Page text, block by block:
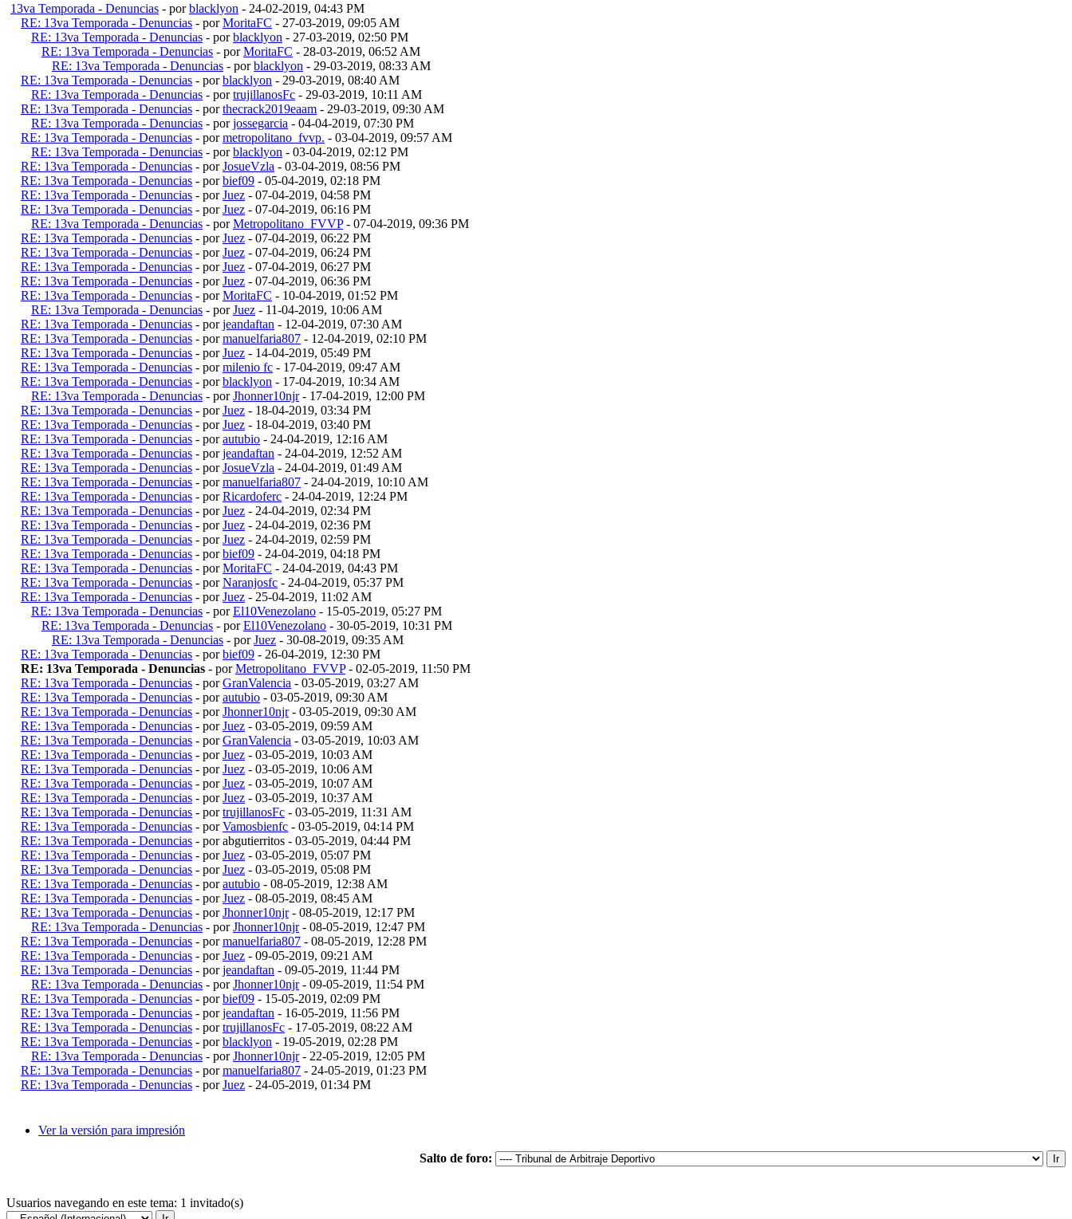
13va Temporada - Denuncias - porblacklyon - 24-02-2019, 04:43 PM
RE: 13va Temporada - Denuncias - porMoritaFC - 27-03-2019, 09:05 AM
RE: 13va Temporada - Denuncias - porblacklyon - 27-03-2019, 02:50 PM
RE: 13va Temporada - Denuncias - porMoritaFC - 28-03-2019, 06:52 AM
RE: 13va Temporada - Denuncias - porblacklyon - 29-03-2019, 08:33 AM
RE: 13va Temporada - Denuncias - porblacklyon - 29-03-2019, 08:40 AM
RE: 13va Temporada - Denuncias - portrujillanosFc - 29-03-2019, 10:11 AM
RE: 13va Temporada - Denuncias - porthecrack2019eaam - 29-03-2019, 09:30 AM
RE: 13va Temporada - Denuncias - porjossegarcia - 04-04-2019, 07:30 PM
RE: 13va Temporada - Denuncias - pormetropolitano_fvvp. - 03-04-2019, 09:57 AM
RE: 13va Temporada - Denuncias - porblacklyon - 03-04-2019, 02:12 PM
RE: 13va Temporada - Denuncias - porJosueVzla - 03-04-2019, 08:56 PM
RE: 13va Temporada - Denuncias - porbief09 - 05-04-2019, 02:18 PM
RE: 13va Temporada - Denuncias - porJuez - 07-04-2019, 04:58 PM
RE: 13va Temporada - Denuncias - porJuez - 07-04-2019, 06:16 PM
RE: 13va Temporada - Denuncias - porMetropolitano_FVVP- 07-04-2019, 09:36 PM
RE: 13va Temporada - Denuncias - porJuez - 07-04-2019, 06:22 PM
RE: 13va Temporada - Denuncias - porJuez - 07-04-2019, 06:24 PM
RE: 13va Temporada - Denuncias - porJuez - 07-04-2019, 06:27 PM
RE: 13va Temporada - Denuncias - porJuez - 07-04-2019, 06:36 PM
RE: 13va Temporada - Denuncias - porMoritaFC - 10-04-2019, 01:52 PM
RE: 13va Temporada - Denuncias - porJuez - 11-04-2019, 10:06 AM
RE: 13va Temporada - Denuncias - porjeandaftan - 12-04-2019, 07:30 AM
RE: 13va Temporada - Denuncias - pormanuelfaria807 - 12-04-2019, 02:10 PM
RE: 13va Temporada - Denuncias - porJuez - 14-04-2019, 05:49 PM
RE: 13va Temporada - Denuncias - pormilenio fc - 17-04-2019, 09:47 AM
RE: 13va Temporada - Denuncias - porblacklyon - 17-04-2019, 10:34 AM
RE: 13va Temporada - Denuncias - porJhonner10njr- 17-04-2019, 12:00 PM
RE: 13va Temporada - Denuncias - porJuez - 18-04-2019, 03:34 PM
RE: 13va Temporada - Denuncias - porJuez - 18-04-2019, 03:40 PM
RE: 13va Temporada - Denuncias - porautubio - 24-04-2019, 12:16 AM
RE: 13va Temporada - Denuncias - porjeandaftan - 24-04-2019, 12:52 AM
RE: 13va Temporada - Denuncias - porJosueVzla - 24-04-2019, 01:49 AM
RE: 13va Temporada - Denuncias - pormanuelfaria807 - 24-04-2019, 10:10 AM
RE: 13va Temporada - Denuncias - porRicardoferc - 24-04-2019, 12:24 PM
RE: 13va Temporada - Denuncias - porJuez - 24-04-2019, 02:34 PM
RE: 13va Temporada - Denuncias - porJuez - 24-04-2019, 02:36 PM
RE: 13va Temporada - Denuncias - porJuez - 24-04-2019, 02:59 PM
RE: 13va Temporada - Denuncias - porbief09 - 24-04-2019, 04:18 PM
RE: 13va Temporada - Denuncias - porMoritaFC - 24-04-2019, 04:43 PM
RE: 13va Temporada - Denuncias - porNaranjosfc - 24-04-2019, 05:37 PM
RE: 13va Temporada - Denuncias - porJuez - 25-04-2019, 11:02 AM
RE: 13va Temporada - Denuncias - porEl10Venezolano - 15-05-2019, 05:27 PM
RE: 13va Temporada - Denuncias - porEl10Venezolano - 30-05-2019, 10:31 PM
RE: 13va Temporada - Denuncias - porJuez - 30-08-2019, 09:35 AM
RE: 13va Temporada - Denuncias - porbief09 - 26-04-2019, 12:30 PM
RE: 13va Temporada - Denuncias - porMetropolitano_FVVP- 02-05-2019, 11:50 PM
RE: 13va Temporada - Denuncias - porGranValencia - 03-05-2019, 03:27 AM
RE: 13va Temporada - Denuncias - porautubio - 03-05-2019, 09:30 AM
RE: 13va Temporada - Denuncias - porJhonner10njr- 03-05-2019, 09:30 AM
RE: 13va Temporada - Denuncias - porJuez - 03-05-2019, 09:59 AM
RE: 13va Temporada - Denuncias - porGranValencia - 03-05-2019, 10:03 AM
RE: 13va Temporada - Denuncias - porJuez - 03-05-2019, 10:03 AM
RE: 13va Temporada - Denuncias - porJuez - 03-05-2019, 10:06 AM
RE: 13va Temporada - Denuncias - porJuez - 03-05-2019, 10:07 AM
RE: 13va Temporada - Denuncias - porJuez - 03-05-2019, 10:37 AM
RE: 13va Temporada - Denuncias - portrujillanosFc - 03-05-2019, 11:31 AM
RE: 13va Temporada - Denuncias - porVamosbienfc - 03-05-2019, 04:14 PM
RE: 13va Temporada - Denuncias - por abgutierritos - 03-05-2019, 04:44 PM
RE: 13va Temporada - Denuncias - porJuez - 03-05-2019, 05:07 PM
RE: 13va Temporada - Denuncias - porJuez - 03-05-2019, 05:08 PM
RE: 13va Temporada - Denuncias - porautubio - 08-05-2019, 12:38 AM
RE: 13va Temporada - Denuncias - porJuez - 08-05-2019, 08:45 AM
RE: 13va Temporada - Denuncias - porJhonner10njr- 08-05-2019, 12:17 PM
RE: 13va Temporada - Denuncias - porJhonner10njr- 08-05-2019, 12:47 PM
RE: 13va Temporada - Denuncias - pormanuelfaria807 - 08-05-2019, 12:28 PM
RE: 13va Temporada - Denuncias - porJuez - 09-05-2019, 09:21 AM
RE: 13va Temporada - Denuncias - porjeandaftan - 09-05-2019, 11:44 PM
RE: 13va Temporada - Denuncias - porJhonner10njr- 09-05-2019, 11:54 PM
RE: 13va Temporada - Denuncias - porbief09 - 15-05-2019, 02:09 PM
RE: 13va Temporada - Denuncias - porjeandaftan - 16-05-2019, 11:56 PM
RE: 13va Temporada - Denuncias - portrujillanosFc - 17-05-2019, 08:22 AM
RE: 13va Temporada - Denuncias - porblacklyon - 19-05-2019, 02:28 PM
RE: 13va Temporada - Denuncias - porJhonner10njr- 22-05-2019, 12:05 PM
RE: 13va Temporada - Denuncias - pormanuelfaria807 - 24-05-2019, 01:23 PM
RE: 13va Temporada - Denuncias - porJuez - 24-05-2019, 01:34 PM
Ver la versión para impresión
Salto de foro:
Usuarios navegando en este tema: 1 invitado(s)